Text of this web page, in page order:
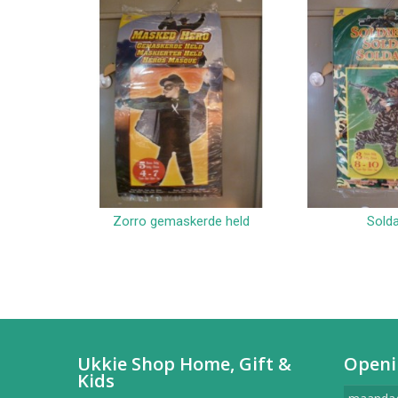
In winkelwagen
Zorro gemaskerde held In
Ukkie Shop Home, Gift &
Kids